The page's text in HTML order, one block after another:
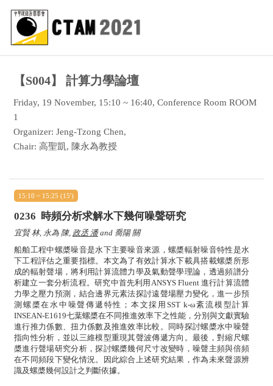
【S004】 計算力學論壇
Friday, 19 November, 15:10 ~ 16:40, Conference Room ROOM
1
Organizer: Jeng-Tzong Chen,
Chair: 高聖凱, 陳永為教授
15:10 ~ 15:25 (15')
0236 時頻分析求解水下幾何噪聲研究
宜賢 林, 永為 陳, 政丞 潘and 喬陽 關
船舶工程中螺槳噪音是水下主要噪音來源，螺槳輻射噪音特性是水
下工程評估之重要指標。本文為了有效計算水下載具搭載螺槳所形
成的輻射聲場，將利用計算流體力學及氣動聲學理論，透過頻譜分
析建立一套分析流程。研究中首先利用ANSYS Fluent 進行計算流體
力學之壓力預測，結合邊界元素法探討遠聲場壓力變化，進一步預
測螺槳在水中噪聲傳遞特性；本文採用SST k-ω紊流模型計算
INSEAN-E1619七葉螺槳在不同推進效率下之性能，分別與文獻實驗
進行推力係數、扭力係數及推進效率比較。同時探討螺槳水中噪聲
指向性分析，並以三維模型重現其聲波傳遞方向。最後，對縮尺螺
槳進行聲場研究分析，探討螺槳幾何尺寸改變時，噪聲主頻與倍頻
在不同頻段下變化情況。因此綜合上述研究結果，作為未來聲源辨
識及螺槳幾何設計之判斷依據。